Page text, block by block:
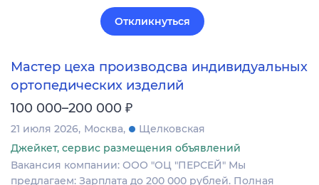
Откликнуться
Мастер цеха производсва индивидуальных
ортопедических изделий
100 000–200 000 ₽
21 июля 2026 Москва
Щелковская
Джейкет, сервис размещения объявлений
Вакансия компании: ООО "ОЦ "ПЕРСЕЙ" Мы
предлагаем: Зарплата до 200 000 рублей. Полная